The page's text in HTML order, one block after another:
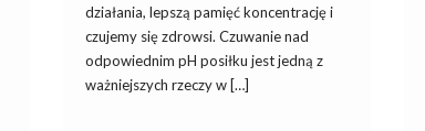
działania, lepszą pamięć koncentrację i
czujemy się zdrowsi. Czuwanie nad
odpowiednim pH posiłku jest jedną z
ważniejszych rzeczy w […]